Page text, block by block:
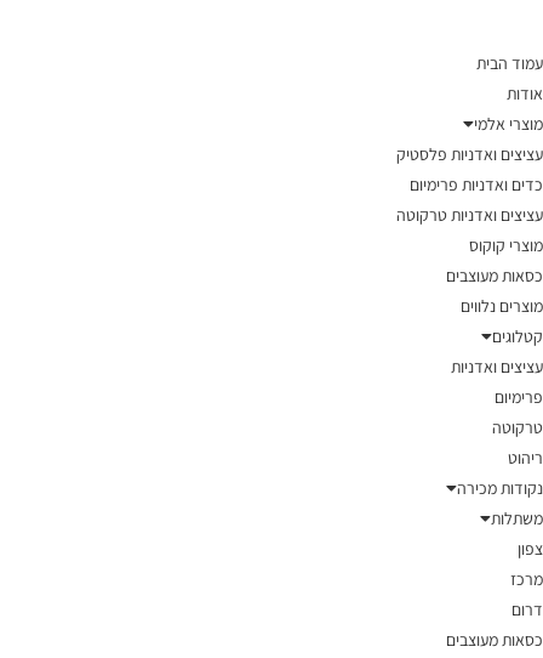
עמוד הבית
אודות
מוצרי אלמי
עציצים ואדניות פלסטיק
כדים ואדניות פרימיום
עציצים ואדניות טרקוטה
מוצרי קוקוס
כסאות מעוצבים
מוצרים נלווים
קטלוגים
עציצים ואדניות
פרימיום
טרקוטה
ריהוט
נקודות מכירה
משתלות
צפון
מרכז
דרום
כסאות מעוצבים